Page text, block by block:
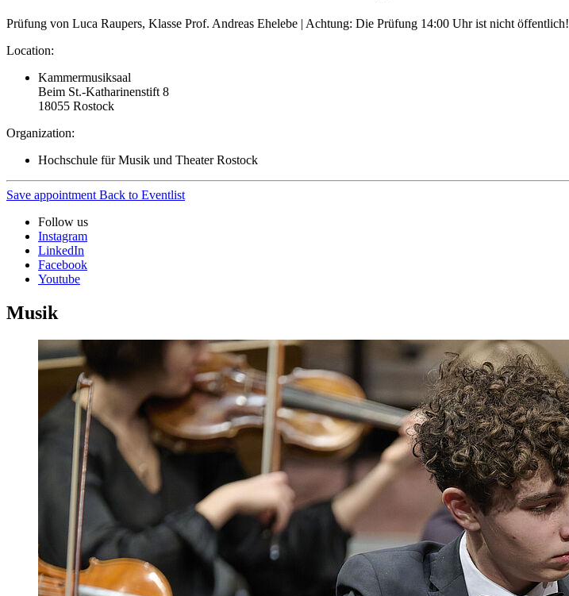
Prüfung von Luca Raupers, Klasse Prof. Andreas Ehelebe | Achtung: Die Prüfung 14:00 Uhr ist nicht öffentlich!
Location:
Kammermusiksaal
Beim St.-Katharinenstift 8
18055 Rostock
Organization:
Hochschule für Musik und Theater Rostock
Save appointmentBack to Eventlist
Follow us
Instagram
LinkedIn
Facebook
Youtube
Musik